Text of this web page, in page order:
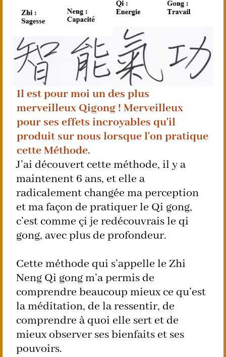
Il est pour moi un des plus
merveilleux Qigong ! Merveilleux
pour ses effets incroyables qu'il
produit sur nous lorsque l'on pratique
cette Méthode.
J’ai découvert cette méthode, il y a
maintenent 6 ans, et elle a
radicalement changée ma perception
et ma façon de pratiquer le Qi gong,
c’est comme çi je redécouvrais le qi
gong, avec plus de profondeur.
Cette méthode qui s’appelle le Zhi
Neng Qi gong m’a permis de
comprendre beaucoup mieux ce qu’est
la méditation, de la ressentir, de
comprendre à quoi elle sert et de
mieux observer ses bienfaits et ses
pouvoirs.